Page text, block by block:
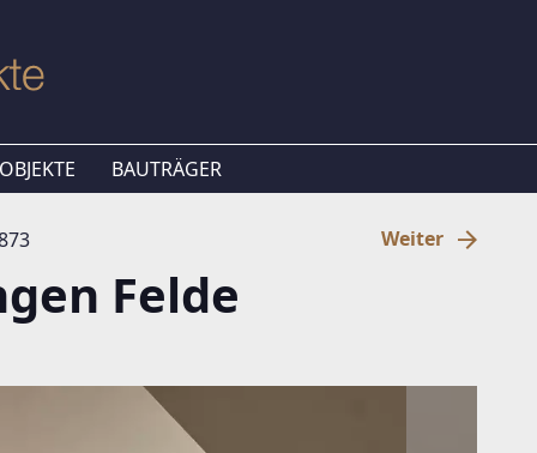
BAUTRÄGER
Weiter
Felde